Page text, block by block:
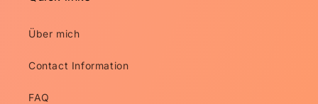
Über mich
Contact Information
FAQ